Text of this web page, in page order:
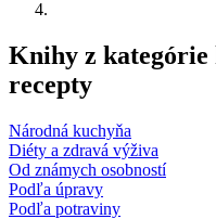
Knihy z kategórie
recepty
Národná kuchyňa
Diéty a zdravá výživa
Od známych osobností
Podľa úpravy
Podľa potraviny